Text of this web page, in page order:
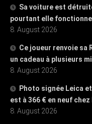
Sa voiture est
pourtant elle
8. August 2026
Ce joueur renvoie sa
un cadeau à plusieurs
8. August 2026
Photo signée Leica
est à 366 € en neuf chez
8. August 2026